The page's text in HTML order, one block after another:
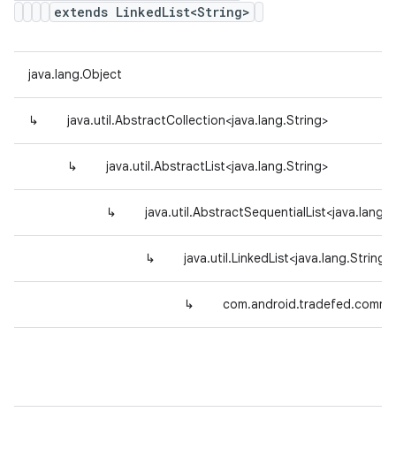
extends LinkedList<String>
java.lang.Object
↳ java.util.AbstractCollection<java.lang.String>
↳ java.util.AbstractList<java.lang.String>
↳
↳ java.util.LinkedList<java.lang.String>
↳